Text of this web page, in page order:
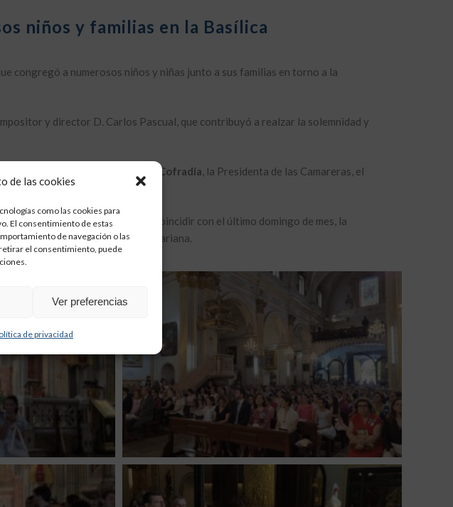
de las cookies
como las cookies para
El consentimiento de estas
de navegación o las
el consentimiento, puede
Ver preferencias
de privacidad
niños y familias en la Basílica
congregó a numerosos niños y niñas junto a sus familias en torno a la
y director D. Carlos Pascual, que contribuyó a realzar la solemnidad y
como el Presidente de la Real Cofradía, la Presidenta de las Camareras, el
alCamarín de la Virgen
. Al coincidir con el último domingo de mes, la
de amor y devoción mariana.